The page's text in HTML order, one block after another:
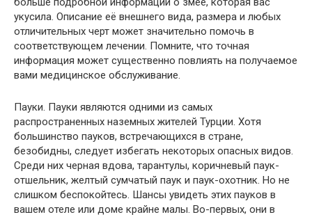
укусила. Описание её внешнего вида, размера и любых
отличительных черт может значительно помочь в
соответствующем лечении. Помните, что точная
информация может существенно повлиять на получаемое
вами медицинское обслуживание.
Пауки. Пауки являются одними из самых
распространенных наземных жителей Турции. Хотя
большинство пауков, встречающихся в стране,
безобидны, следует избегать некоторых опасных видов.
Среди них черная вдова, тарантулы, коричневый паук-
отшельник, желтый сумчатый паук и паук-охотник. Но не
слишком беспокойтесь. Шансы увидеть этих пауков в
вашем отеле или доме крайне малы. Во-первых, они в